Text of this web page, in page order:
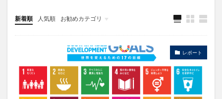
新着順 人気順 お勧めカテゴリ
対談
レポート